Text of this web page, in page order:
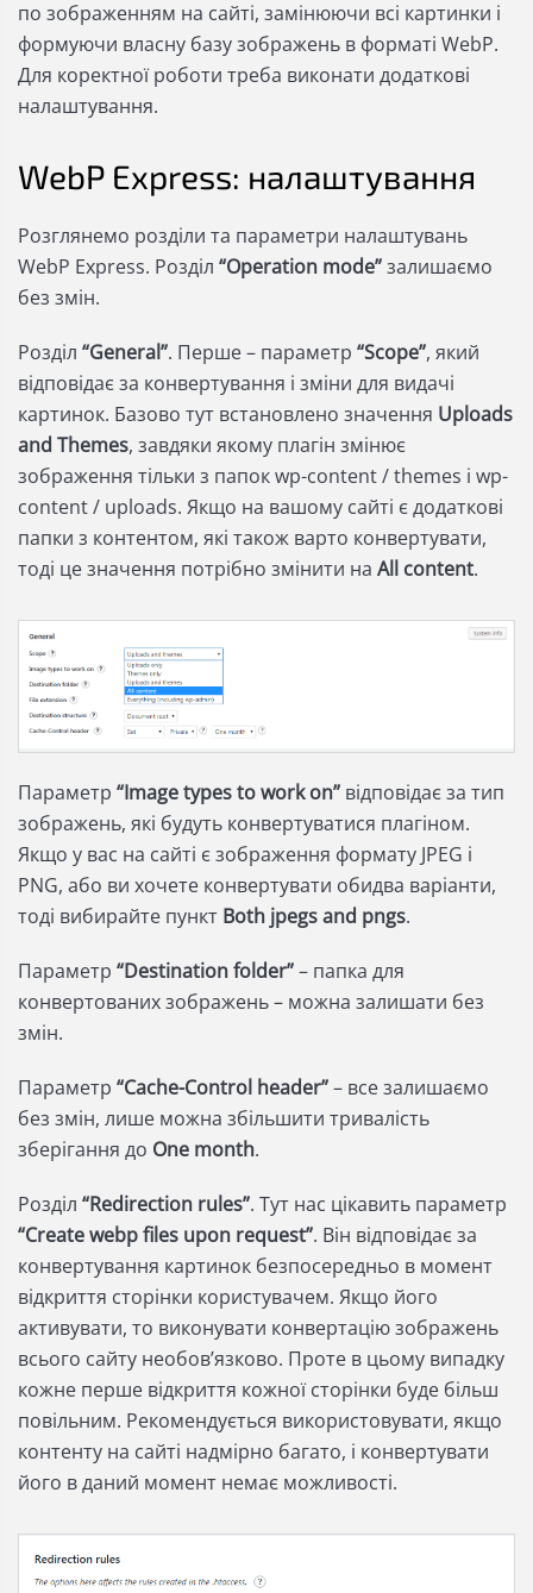
по зображенням на сайті, замінюючи всі картинки і
формуючи власну базу зображень в форматі WebP.
Для коректної роботи треба виконати додаткові
налаштування.
WebP Express: налаштування
Розглянемо розділи та параметри налаштувань
WebP Express. Розділ “Operation mode”залишаємо
без змін.
Розділ “General”. Перше – параметр “Scope”, який
відповідає за конвертування і зміни для видачі
картинок. Базово тут встановлено значення Uploads
and Themes, завдяки якому плагін змінює
зображення тільки з папок wp-content / themes і wp-
content / uploads. Якщо на вашому сайті є додаткові
папки з контентом, які також варто конвертувати,
тоді це значення потрібно змінити на All content.
Параметр “Image types to work on” відповідає за тип
зображень, які будуть конвертуватися плагіном.
Якщо у вас на сайті є зображення формату JPEG і
PNG, або ви хочете конвертувати обидва варіанти,
тоді вибирайте пункт Both jpegs and pngs.
Параметр “Destination folder”– папка для
конвертованих зображень – можна залишати без
змін.
Параметр “Cache-Control header”– все залишаємо
без змін, лише можна збільшити тривалість
зберігання до One month.
Розділ “Redirection rules”. Тут нас цікавить параметр
“Create webp files upon request”. Він відповідає за
конвертування картинок безпосередньо в момент
відкриття сторінки користувачем. Якщо його
активувати, то виконувати конвертацію зображень
всього сайту необов’язково. Проте в цьому випадку
кожне перше відкриття кожної сторінки буде більш
повільним. Рекомендується використовувати, якщо
контенту на сайті надмірно багато, і конвертувати
його в даний момент немає можливості.